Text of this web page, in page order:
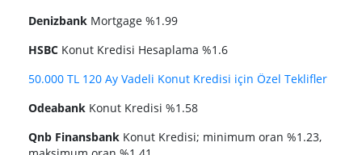
Denizbank Mortgage %1.99
HSBC Konut Kredisi Hesaplama %1.6
50.000 TL 120 Ay Vadeli Konut Kredisi için Özel Teklifler
Odeabank Konut Kredisi %1.58
Qnb Finansbank Konut Kredisi; minimum oran %1.23,